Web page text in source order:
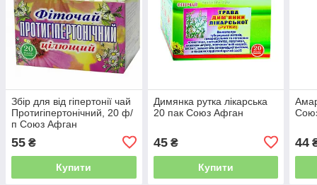
Збір для від гіпертонії чай
Протигіпертонічний, 20 ф/
п Союз Афган
55 ₴
Купити
Димянка рутка лікарська
20 пак Союз Афган
45₴
Купити
44